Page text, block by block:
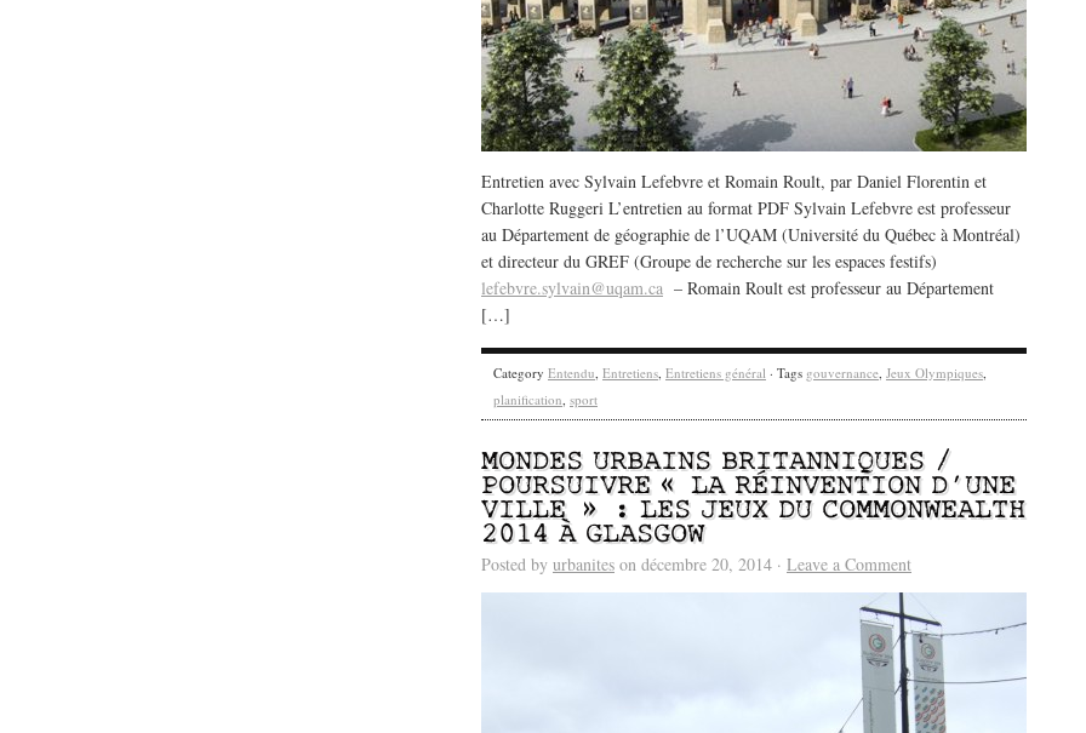
Entretien avec Sylvain Lefebvre et Romain Roult, par Daniel Florentin et
Charlotte Ruggeri L’entretien au format PDF Sylvain Lefebvre est professeur
au Département de géographie de l’UQAM (Université du Québec à Montréal)
et directeur du GREF (Groupe de recherche sur les espaces festifs)
lefebvre.sylvain@uqam.ca – Romain Roult est professeur au Département
[…]
Category Entendu, Entretiens, Entretiens général · Tags gouvernance, Jeux Olympiques,
planification, sport
MONDES URBAINS BRITANNIQUES /
POURSUIVRE « LA RÉINVENTION D’UNE
VILLE » : LES JEUX DU COMMONWEALTH
2014 À GLASGOW
Posted by urbanites on décembre 20, 2014 · Leave a Comment